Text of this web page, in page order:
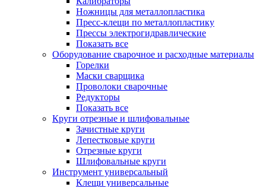
Ножницы для металлопластика
Пресс-клещи по металлопластику
Прессы электрогидравлические
Показать все
Оборудование сварочное и расходные материалы
Горелки
Маски сварщика
Проволоки сварочные
Редукторы
Показать все
Круги отрезные и шлифовальные
Зачистные круги
Лепестковые круги
Отрезные круги
Шлифовальные круги
Инструмент универсальный
Клещи универсальные